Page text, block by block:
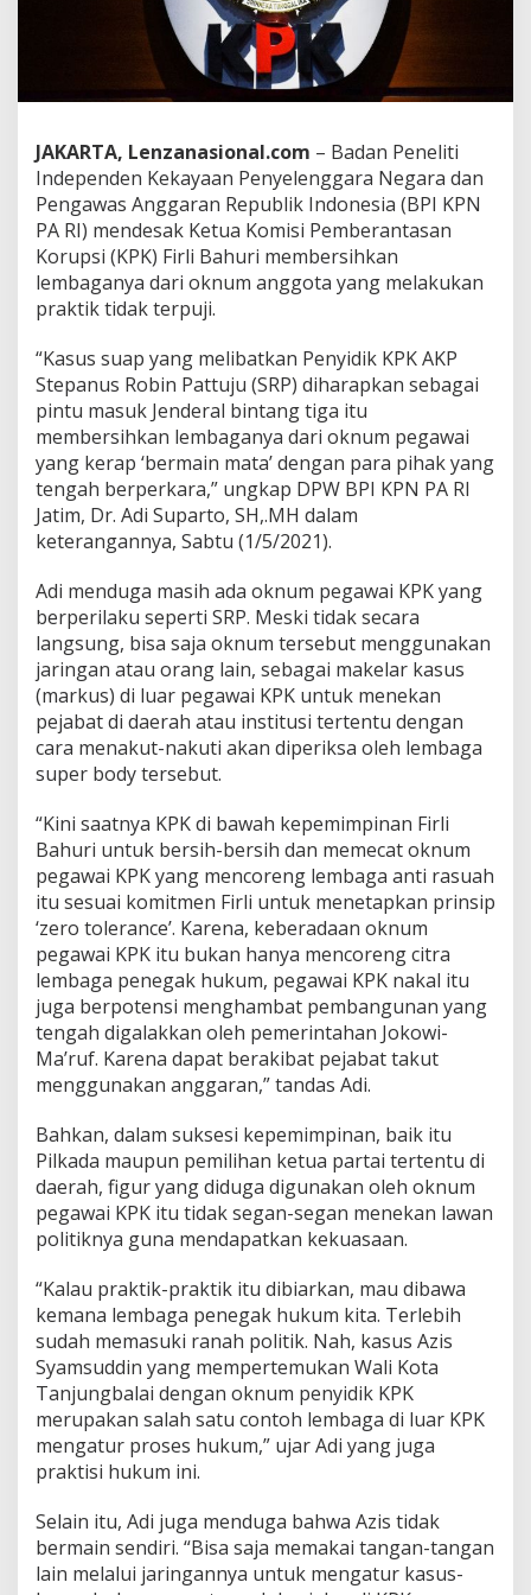
r
i
h
-
r
s
i
h
L
e
m
g
a
K
P
K
JAKARTA, Lenzanasional.com – Badan Peneliti
Independen Kekayaan Penyelenggara Negara dan
Pengawas Anggaran Republik Indonesia (BPI KPN
PA RI) mendesak Ketua Komisi Pemberantasan
Korupsi (KPK) Firli Bahuri membersihkan
lembaganya dari oknum anggota yang melakukan
praktik tidak terpuji.
“Kasus suap yang melibatkan Penyidik KPK AKP
Stepanus Robin Pattuju (SRP) diharapkan sebagai
pintu masuk Jenderal bintang tiga itu
membersihkan lembaganya dari oknum pegawai
yang kerap ‘bermain mata’ dengan para pihak yang
tengah berperkara,” ungkap DPW BPI KPN PA RI
Jatim, Dr. Adi Suparto, SH,.MH dalam
keterangannya, Sabtu (1/5/2021).
Adi menduga masih ada oknum pegawai KPK yang
berperilaku seperti SRP. Meski tidak secara
langsung, bisa saja oknum tersebut menggunakan
jaringan atau orang lain, sebagai makelar kasus
(markus) di luar pegawai KPK untuk menekan
pejabat di daerah atau institusi tertentu dengan
cara menakut-nakuti akan diperiksa oleh lembaga
super body tersebut.
“Kini saatnya KPK di bawah kepemimpinan Firli
Bahuri untuk bersih-bersih dan memecat oknum
pegawai KPK yang mencoreng lembaga anti rasuah
itu sesuai komitmen Firli untuk menetapkan prinsip
‘zero tolerance’. Karena, keberadaan oknum
pegawai KPK itu bukan hanya mencoreng citra
lembaga penegak hukum, pegawai KPK nakal itu
juga berpotensi menghambat pembangunan yang
tengah digalakkan oleh pemerintahan Jokowi-
Ma’ruf. Karena dapat berakibat pejabat takut
menggunakan anggaran,” tandas Adi.
Bahkan, dalam suksesi kepemimpinan, baik itu
Pilkada maupun pemilihan ketua partai tertentu di
daerah, figur yang diduga digunakan oleh oknum
pegawai KPK itu tidak segan-segan menekan lawan
politiknya guna mendapatkan kekuasaan.
“Kalau praktik-praktik itu dibiarkan, mau dibawa
kemana lembaga penegak hukum kita. Terlebih
sudah memasuki ranah politik. Nah, kasus Azis
Syamsuddin yang mempertemukan Wali Kota
Tanjungbalai dengan oknum penyidik KPK
merupakan salah satu contoh lembaga di luar KPK
mengatur proses hukum,” ujar Adi yang juga
praktisi hukum ini.
Selain itu, Adi juga menduga bahwa Azis tidak
bermain sendiri. “Bisa saja memakai tangan-tangan
lain melalui jaringannya untuk mengatur kasus-